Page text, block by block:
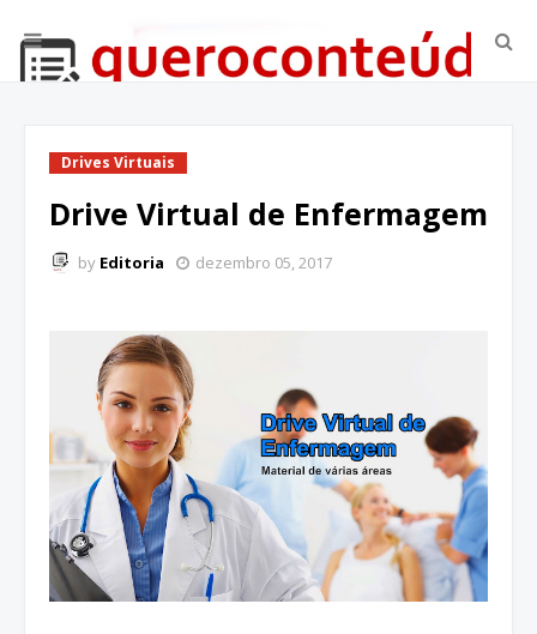
Drives Virtuais
Drive Virtual de Enfermagem
by Editoria dezembro 05, 2017